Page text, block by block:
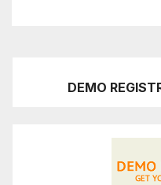
DEMO